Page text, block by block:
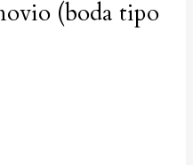
(boda tipo